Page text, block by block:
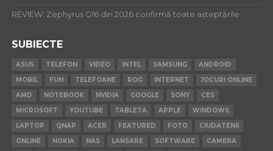
REVIEW: Zephyrus G16 din 2026 confirmă toate așteptările
SUBIECTE
ASUS TELEFON VIDEO INTEL SAMSUNG
ANDROID
MOBIL
FUN TELEFOANE ROG INTERNET
JOCURI ONLINE
AMD
NOTEBOOK NVIDIA GOOGLE SONY
CES
MICROSOFT
YOUTUBE TABLETA APPLE
WINDOWS
LAPTOP
QNAP ACER FEATURED FOTO
CIUDATENII
ONLINE
NOKIA NAS LANSARE SOFTWARE CAMERA